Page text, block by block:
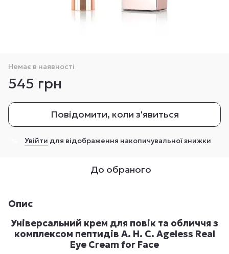
Немає в наявності
545 грн
Повідомити, коли з'явиться
Увійти для відображення накопичувальної знижки
До обраного
Опис
Універсальний крем для повік та обличчя з
комплексом пептидів A. H. C. Ageless Real
Eye Cream for Face